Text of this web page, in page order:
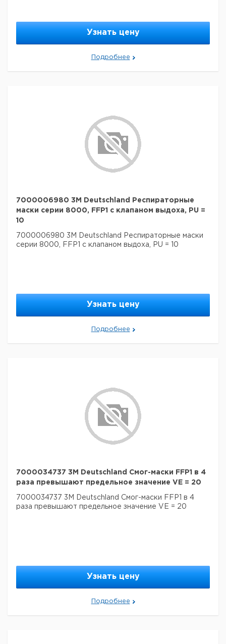
Узнать цену
Подробнее
7000006980 3M Deutschland Респираторные
маски серии 8000, FFP1 с клапаном выдоха, PU =
10
7000006980 3M Deutschland Респираторные маски
серии 8000, FFP1 с клапаном выдоха, PU = 10
Узнать цену
Подробнее
7000034737 3M Deutschland Смог-маски FFP1 в 4
раза превышают предельное значение VE = 20
7000034737 3M Deutschland Смог-маски FFP1 в 4
раза превышают предельное значение VE = 20
Узнать цену
Подробнее